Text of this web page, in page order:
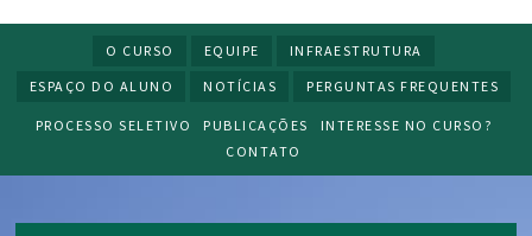
O CURSO EQUIPE
INFRAESTRUTURA
ESPAÇO DO ALUNO
NOTÍCIAS PERGUNTAS FREQUENTES
PROCESSO SELETIVO PUBLICAÇÕES
INTERESSE NO CURSO?
CONTATO